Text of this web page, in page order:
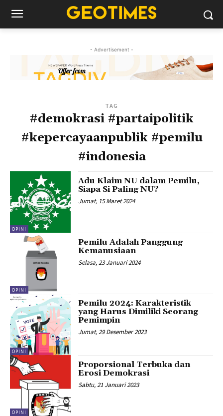
- Advertisement -
TAG
#demokrasi #partaipolitik
#kepercayaanpublik #pemilu
#indonesia
OPINI
Adu Klaim NU dalam Pemilu,
Siapa Si Paling NU?
Jumat, 15 Maret 2024
OPINI
Pemilu Adalah Panggung
Kemanusiaan
Selasa, 23 Januari 2024
OPINI
Pemilu 2024: Karakteristik
yang Harus Dimiliki Seorang
Pemimpin
Jumat, 29 Desember 2023
OPINI
Proporsional Terbuka dan
Erosi Demokrasi
Sabtu, 21 Januari 2023